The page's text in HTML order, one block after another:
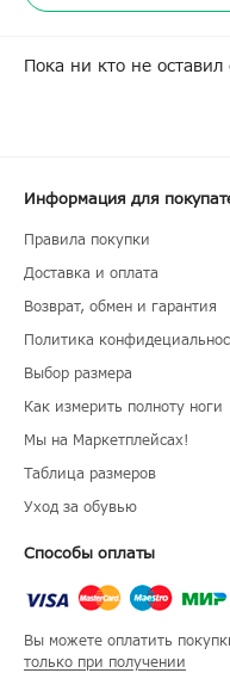
Пока ни кто не
Информация для
Правила покупки
Доставка и оплата
Возврат, обмен и гарантия
Политика
Выбор размера
Как измерить полноту ноги
Мы на Маркетплейсах!
Таблица размеров
Уход за обувью
Способы оплаты
Вы можете оплатить
только при получении